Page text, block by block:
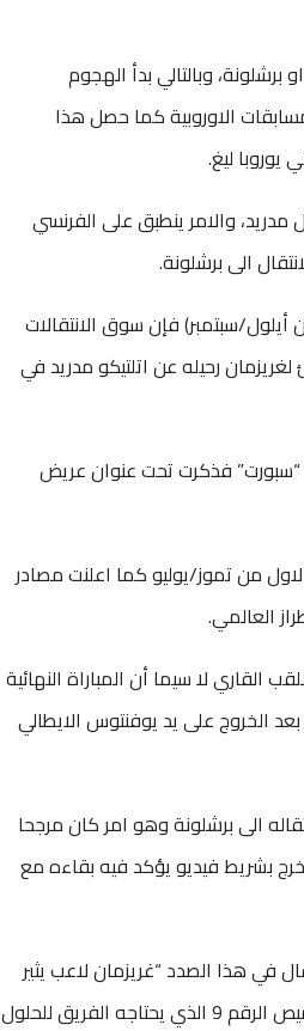
او برشلونة، وبالتالي بدأ الهجوم
الاوروبية كما حصل هذا
ليغ.
والامر ينطبق على الفرنسي
الى برشلونة.
أيلول/سبتمبر) فإن سوق الانتقالات
رحيله عن اتلتيكو مدريد في
“سبورت” فذكرت تحت عنوان عريض
لغريزمان من 200 مليون يورو الى 120 مليون في الاول من تموز/يوليو كما اعلنت مصادر
العالمي.
القاري لا سيما أن المباراة النهائية
الخروج على يد يوفنتوس الايطالي
الى برشلونة وهو امر كان مرجحا
بشريط فيديو يؤكد فيه بقاءه مع
في هذا الصدد “غريزمان لاعب يثير
جدلا واضحا. انه لاعب رائع وهداف لكنه بعيد جدا لكي يكون الهداف صاحب القميص الرقم 9 الذي يحتاجه الفريق للحلول